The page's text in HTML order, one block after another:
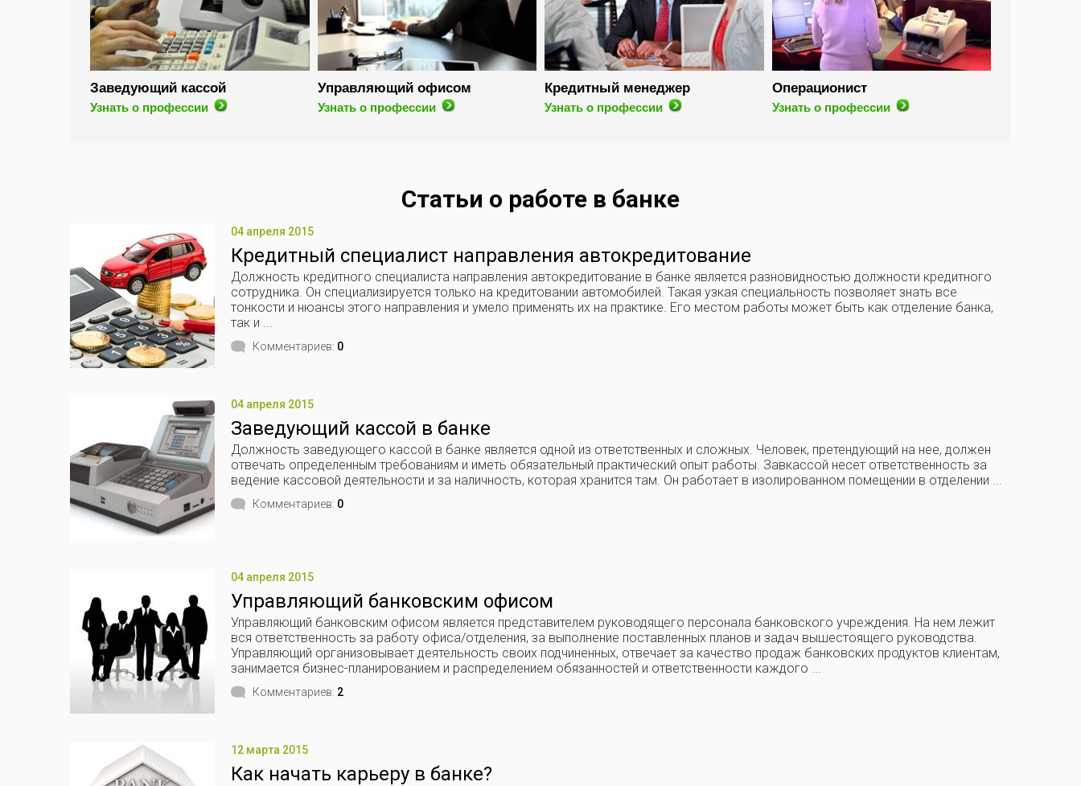
Заведующий кассой
Узнать о профессии
Управляющий офисом
Узнать о профессии
Кредитный менеджер
Узнать о профессии
Операционист
Узнать о профессии
Статьи о работе в банке
04 апреля 2015
Кредитный специалист направления автокредитование
Должность кредитного специалиста направления автокредитование в банке является разновидностью должности кредитного
сотрудника. Он специализируется только на кредитовании автомобилей. Такая узкая специальность позволяет знать все
тонкости и нюансы этого направления и умело применять их на практике. Его местом работы может быть как отделение банка,
так и ...
Комментариев: 0
04 апреля 2015
Заведующий кассой в банке
Должность заведующего кассой в банке является одной из ответственных и сложных. Человек, претендующий на нее, должен
отвечать определенным требованиям и иметь обязательный практический опыт работы. Завкассой несет ответственность за
ведение кассовой деятельности и за наличность, которая хранится там. Он работает в изолированном помещении в отделении ...
Комментариев: 0
04 апреля 2015
Управляющий банковским офисом
Управляющий банковским офисом является представителем руководящего персонала банковского учреждения. На нем лежит
вся ответственность за работу офиса/отделения, за выполнение поставленных планов и задач вышестоящего руководства.
Управляющий организовывает деятельность своих подчиненных, отвечает за качество продаж банковских продуктов клиентам,
занимается бизнес-планированием и распределением обязанностей и ответственности каждого ...
Комментариев: 2
12 марта 2015
Как начать карьеру в банке?